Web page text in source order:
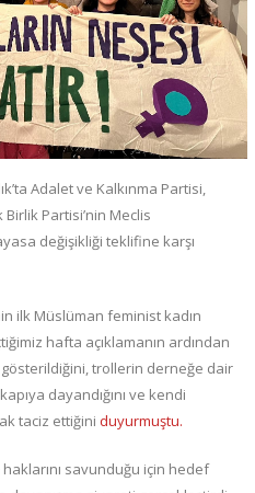
Adalet ve Kalkınma Partisi,
Partisi’nin Meclis
değişikliği teklifine karşı
ilk Müslüman feminist kadın
hafta açıklamanın ardından
trollerin derneğe dair
dayandığını ve kendi
taciz ettiğini duyurmuştu.
haklarını savunduğu için hedef